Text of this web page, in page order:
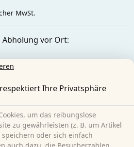
MwSt.
vor Ort:
4
respektiert Ihre Privatsphäre
um das reibungslose
zu gewährleisten (z. B. um Artikel
oder sich einfach